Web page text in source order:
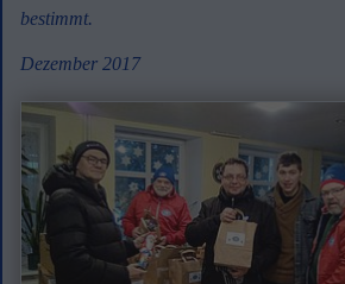
bestimmt.
Dezember 2017